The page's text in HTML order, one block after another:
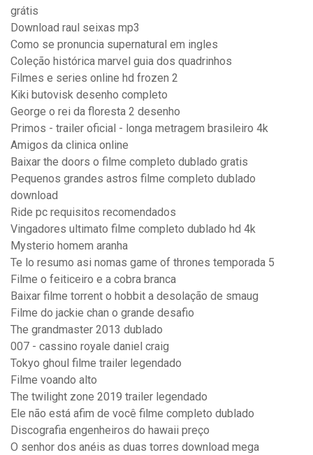
grátis
Download raul seixas mp3
Como se pronuncia supernatural em ingles
Coleção histórica marvel guia dos quadrinhos
Filmes e series online hd frozen 2
Kiki butovisk desenho completo
George o rei da floresta 2 desenho
Primos - trailer oficial - longa metragem brasileiro 4k
Amigos da clinica online
Baixar the doors o filme completo dublado gratis
Pequenos grandes astros filme completo dublado
download
Ride pc requisitos recomendados
Vingadores ultimato filme completo dublado hd 4k
Mysterio homem aranha
Te lo resumo asi nomas game of thrones temporada 5
Filme o feiticeiro e a cobra branca
Baixar filme torrent o hobbit a desolação de smaug
Filme do jackie chan o grande desafio
The grandmaster 2013 dublado
007 - cassino royale daniel craig
Tokyo ghoul filme trailer legendado
Filme voando alto
The twilight zone 2019 trailer legendado
Ele não está afim de você filme completo dublado
Discografia engenheiros do hawaii preço
O senhor dos anéis as duas torres download mega